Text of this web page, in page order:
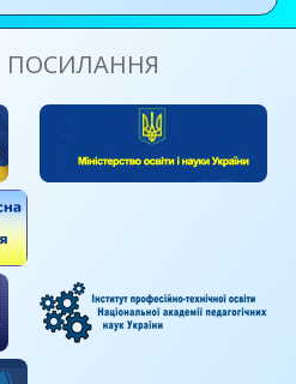
ПОСИЛАННЯ